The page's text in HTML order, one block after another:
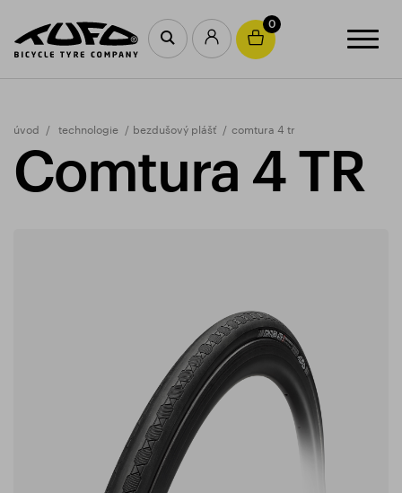
0
úvod technologie bezdušový plášť comtura 4 tr
Comtura 4 TR